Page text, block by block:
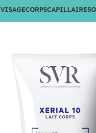
VISAGECORPSCAPILLAIRE